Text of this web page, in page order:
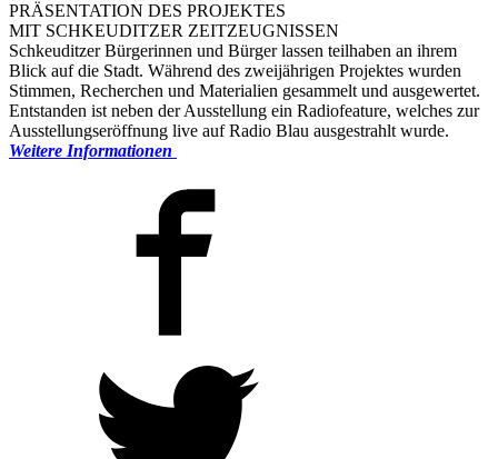
PRÄSENTATION DES PROJEKTES
MIT SCHKEUDITZER ZEITZEUGNISSEN
Schkeuditzer Bürgerinnen und Bürger lassen teilhaben an ihrem
Blick auf die Stadt. Während des zweijährigen Projektes wurden
Stimmen, Recherchen und Materialien gesammelt und ausgewertet.
Entstanden ist neben der Ausstellung ein Radiofeature, welches zur
Ausstellungseröffnung live auf Radio Blau ausgestrahlt wurde.
Weitere Informationen